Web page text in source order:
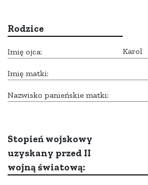
Rodzice
Imię ojca: Karol
Imię matki:
Nazwisko panieńskie matki:
Stopień wojskowy
uzyskany przed II
wojną światową: